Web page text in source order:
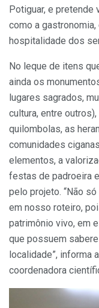
Potiguar, e
como a
hospitalidade dos
No leque de itens
ainda os
lugares sagrados,
cultura, entre
quilombolas, as
comunidades
elementos, a
festas de padroeira
pelo projeto. “Não
em nosso roteiro,
patrimônio vivo, em
que possuem
localidade”, informa
coordenadora